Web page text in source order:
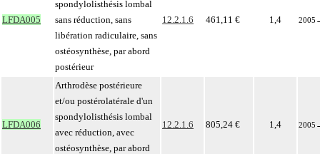
LFDA005
spondylolisthésis lombal
sans réduction, sans
libération radiculaire, sans
ostéosynthèse, par abord
postérieur
12.2.1.6 461,11 € 1,4 2005
LFDA006
Arthrodèse postérieure
et/ou postérolatérale d'un
spondylolisthésis lombal
avec réduction, avec
ostéosynthèse, par abord
12.2.1.6 805,24 € 1,4 2005